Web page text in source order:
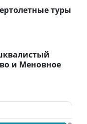
туры
и Меновное